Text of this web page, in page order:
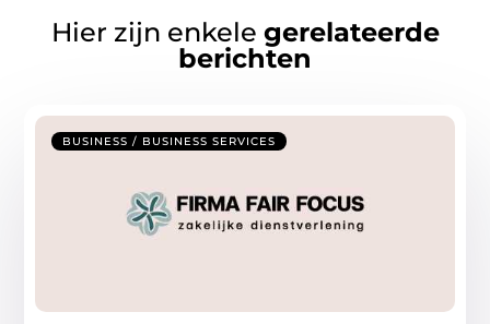
Hier zijn enkele gerelateerde
berichten
BUSINESS / BUSINESS SERVICES